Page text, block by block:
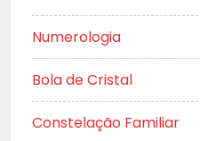
Numerologia
Bola de Cristal
Constelação Familiar